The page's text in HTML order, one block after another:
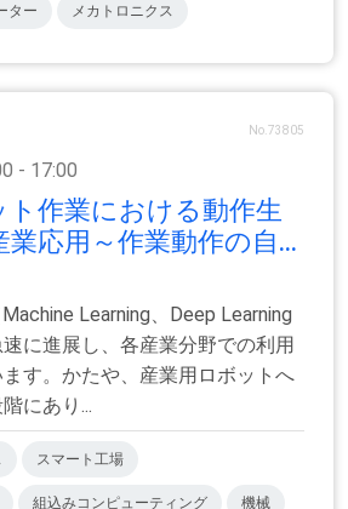
ター メカトロニクス
No.73805
- 17:00
ト作業における動作生
応用～作業動作の自...
Learning、Deep Learning
に進展し、各産業分野での利用
す。かたや、産業用ロボットへ
にあり...
スマート工場
組込みコンピューティング 機械